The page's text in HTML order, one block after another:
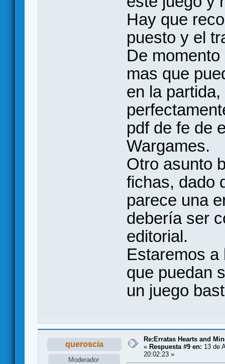
Hay que
puesto y el
De
mas que
en la
pdf de fe de
Wargames.
Otro asunto
fichas, dado
parece una
debería ser
editorial.
Estaremos a
que puedan
un juego
queroscia
Moderador
Re:Erratas Hearts and
« Respuesta #9 en: 13 de
20:02:23 »